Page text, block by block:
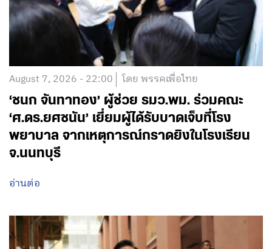
August 7, 2026 - 22:00 โดย พรรคเพื่อไทย
‘ชนก จันทาทอง’ ผู้ช่วย รมว.พม. ร่วมคณะ
‘ศ.ดร.ยศชนัน’ เยี่ยมผู้ได้รับบาดเจ็บที่โรง
พยาบาล จากเหตุการณ์กราดยิงในโรงเรียน
จ.นนทบุรี
อ่านต่อ